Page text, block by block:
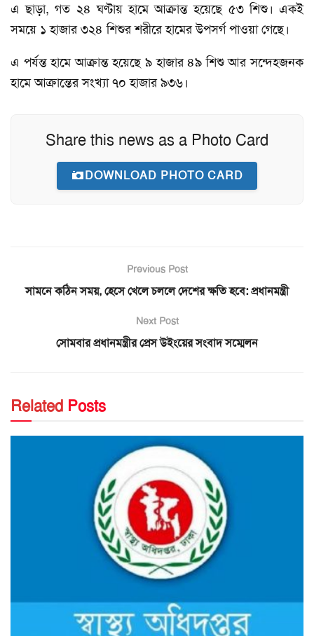
এ ছাড়া, গত ২৪ ঘণ্টায় হামে আক্রান্ত হয়েছে ৫৩ শিশু। একই
সময়ে ১ হাজার ৩২৪ শিশুর শরীরে হামের উপসর্গ পাওয়া গেছে।
এ পর্যন্ত হামে আক্রান্ত হয়েছে ৯ হাজার ৪৯ শিশু আর সন্দেহজনক
হামে আক্রান্তের সংখ্যা ৭০ হাজার ৯৩৬।
Share this news as a Photo Card
DOWNLOAD PHOTO CARD
Previous Post
সামনে কঠিন সময়, হেসে খেলে চললে দেশের ক্ষতি হবে: প্রধানমন্ত্রী
Next Post
সোমবার প্রধানমন্ত্রীর প্রেস উইংয়ের সংবাদ সম্মেলন
Related Posts